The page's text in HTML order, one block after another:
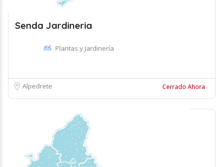
Senda Jardineria
Plantas y Jardinería
Alpedrete Cerrado Ahora